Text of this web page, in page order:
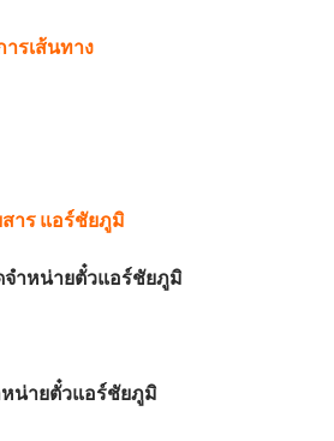
ารเส้นทาง
าร แอร์ชัยภูมิ
ำหน่ายตั๋วแอร์ชัยภูมิ
น่ายตั๋วแอร์ชัยภูมิ